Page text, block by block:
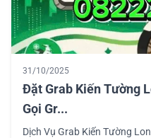
31/10/2025
Đặt Grab Kiến Tường
Gọi Gr...
Dịch Vụ Grab Kiến Tường